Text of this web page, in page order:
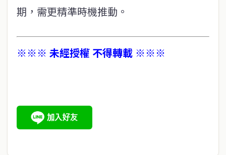
期，需更精準時機推動。
※※※ 未經授權 不得轉載 ※※※